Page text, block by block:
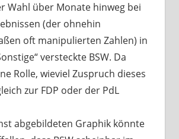
Wahl über Monate hinweg bei
(der ohnehin
oft manipulierten Zahlen) in
versteckte BSW. Da
Rolle, wieviel Zuspruch dieses
zur FDP oder der PdL
abgebildeten Graphik könnte